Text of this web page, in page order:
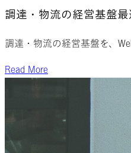
調達・物流の経営基盤
調達・物流の経営基盤を、
Read More